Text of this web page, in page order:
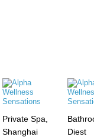
Private Spa,
Shanghai
Diest